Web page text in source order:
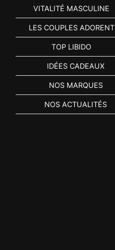
VITALITÉ MASCULINE
LES COUPLES ADORENT
TOP LIBIDO
IDÉES CADEAUX
NOS MARQUES
NOS ACTUALITÉS